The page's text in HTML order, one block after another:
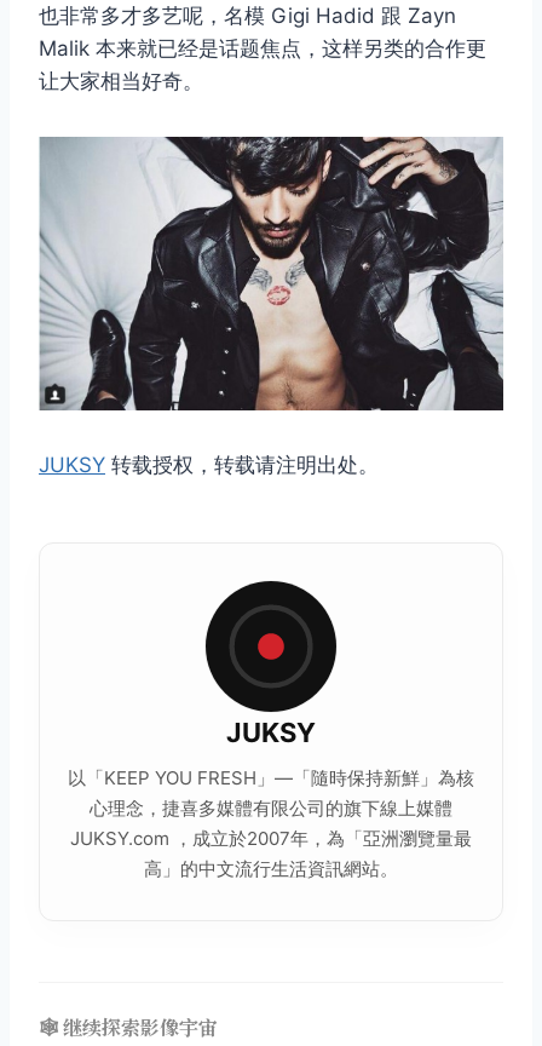
也非常多才多艺呢，名模 Gigi Hadid 跟 Zayn
Malik 本来就已经是话题焦点，这样另类的合作更
让大家相当好奇。
JUKSY 转载授权，转载请注明出处。
JUKSY
以「KEEP YOU FRESH」—「隨時保持新鮮」為核
心理念，捷喜多媒體有限公司的旗下線上媒體
JUKSY.com ，成立於2007年，為「亞洲瀏覽量最
高」的中文流行生活資訊網站。
🕸️ 继续探索影像宇宙